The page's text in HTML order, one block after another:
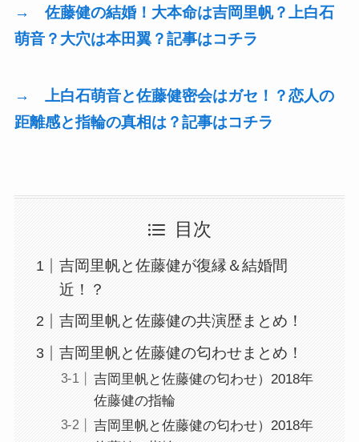
→ 佐藤健の結婚！大本命は吉岡里帆？上白石
萌音？大穴は本田翼？記事はコチラ
→ 上白石萌音と佐藤健密会はガセ！？恋人の
距離感と指輪の真相は？記事はコチラ
目次
吉岡里帆と佐藤健が復縁＆結婚間
近！？
吉岡里帆と佐藤健の共演歴まとめ！
吉岡里帆と佐藤健の匂わせまとめ！
吉岡里帆と佐藤健の匂わせ）2018年
佐藤健の指輪
吉岡里帆と佐藤健の匂わせ）2018年